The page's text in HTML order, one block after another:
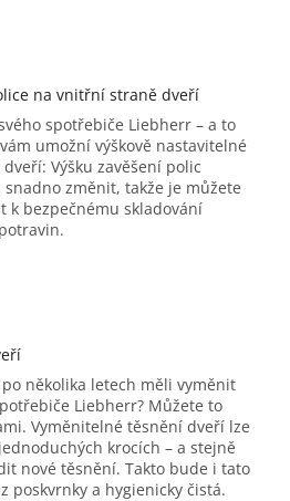
na vnitřní straně dveří
spotřebiče Liebherr – a to
umožní výškově nastavitelné
Výšku zavěšení polic
změnit, takže je můžete
k bezpečnému skladování
několika letech měli vyměnit
Liebherr? Můžete to
Vyměnitelné těsnění dveří lze
krocích – a stejně
nové těsnění. Takto bude i tato
poskvrnky a hygienicky čistá.